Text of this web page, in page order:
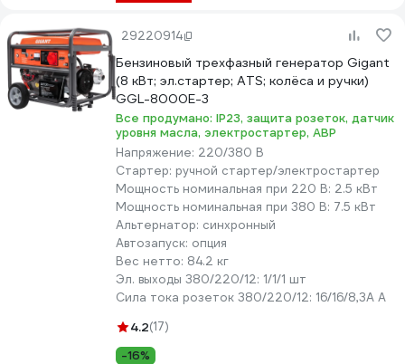
29220914
Бензиновый трехфазный генератор Gigant
(8 кВт; эл.стартер; ATS; колёса и ручки)
GGL-8000Е-3
Все продумано: IP23, защита розеток, датчик
уровня масла, электростартер, АВР
Напряжение: 220/380 В
Стартер: ручной стартер/электростартер
Мощность номинальная при 220 В: 2.5 кВт
Мощность номинальная при 380 В: 7.5 кВт
Альтернатор: синхронный
Автозапуск: опция
Вес нетто: 84.2 кг
Эл. выходы 380/220/12: 1/1/1 шт
Сила тока розеток 380/220/12: 16/16/8,3А А
4.2(17)
-16%